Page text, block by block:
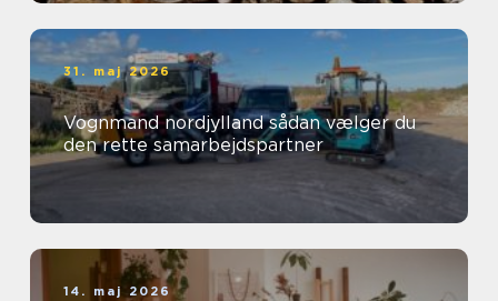
31. maj 2026
Vognmand nordjylland sådan vælger du
den rette samarbejdspartner
14. maj 2026